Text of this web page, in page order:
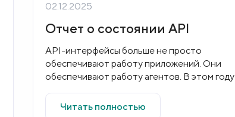
02.12.2025
Отчет о состоянии API
API-интерфейсы больше не просто
обеспечивают работу приложений. Они
обеспечивают работу агентов. В этом году
разработ...
Читать полностью